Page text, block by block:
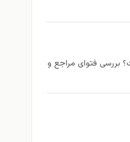
بررسی فتوای مراجع و